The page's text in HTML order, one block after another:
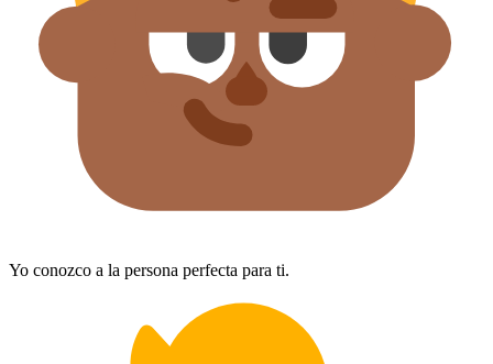
Yo conozco a la persona perfecta para ti.